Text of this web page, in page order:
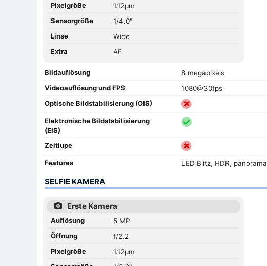
Pixelgröße
1.12µm
Sensorgröße
1/4.0"
Linse
Wide
Extra
AF
Bildauflösung
8 megapixels
Videoauflösung und FPS
1080@30fps
Optische Bildstabilisierung (OIS)
Elektronische Bildstabilisierung
(EIS)
Zeitlupe
Features LED Blitz, HDR, panorama
SELFIE KAMERA
Erste Kamera
Auflösung
5 MP
Öffnung
f/2.2
Pixelgröße
1.12µm